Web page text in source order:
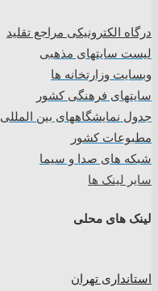
درگاه الکترونیکی مراجع تقلید
لیست سایتهای مذهبی
وبسایت وزارتخانه ها
سایتهای فرهنگی کشور
جدول نمایشگاههای بین المللی
مطبوعات کشور
شبکه های صدا و سیما
سایر لینک ها
لینک های محلی
استانداری تهران